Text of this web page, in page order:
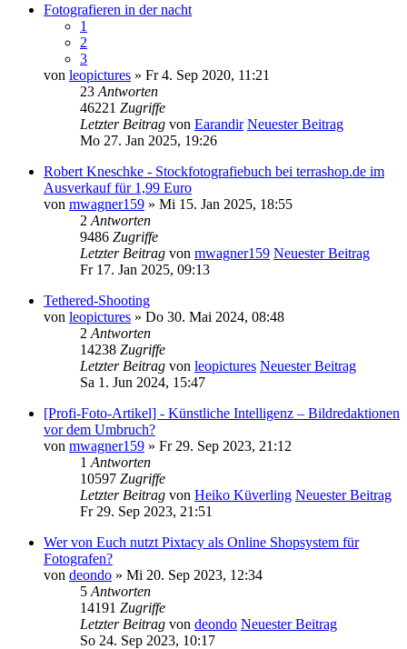
Fotografieren in der nacht
1
2
3
von leopictures » Fr 4. Sep 2020, 11:21
23 Antworten
46221 Zugriffe
Letzter Beitrag von Earandir Neuester Beitrag
Mo 27. Jan 2025, 19:26
Robert Kneschke - Stockfotografiebuch bei terrashop.de im
Ausverkauf für 1,99 Euro
von mwagner159 » Mi 15. Jan 2025, 18:55
2 Antworten
9486 Zugriffe
Letzter Beitrag von mwagner159 Neuester Beitrag
Fr 17. Jan 2025, 09:13
Tethered-Shooting
von leopictures » Do 30. Mai 2024, 08:48
2 Antworten
14238 Zugriffe
Letzter Beitrag von leopictures Neuester Beitrag
Sa 1. Jun 2024, 15:47
[Profi-Foto-Artikel] - Künstliche Intelligenz – Bildredaktionen
vor dem Umbruch?
von mwagner159 » Fr 29. Sep 2023, 21:12
1 Antworten
10597 Zugriffe
Letzter Beitrag von Heiko Küverling Neuester Beitrag
Fr 29. Sep 2023, 21:51
Wer von Euch nutzt Pixtacy als Online Shopsystem für
Fotografen?
von deondo » Mi 20. Sep 2023, 12:34
5 Antworten
14191 Zugriffe
Letzter Beitrag von deondo Neuester Beitrag
So 24. Sep 2023, 10:17